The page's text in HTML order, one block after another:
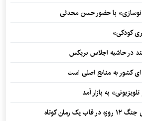
با حضور حسن محدثی
کودکی»
در حاشیه اجلاس بریکس
کشور به منابع اصلی است
به بازار آمد
کوتاه